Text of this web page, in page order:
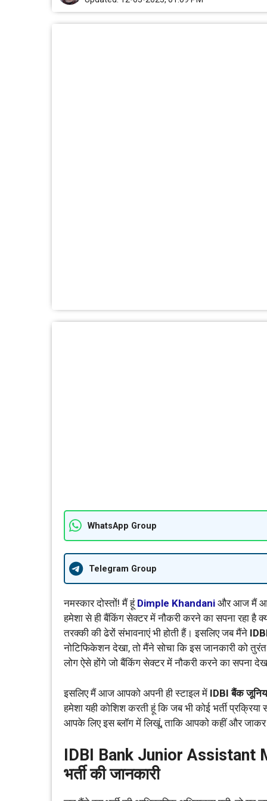
WhatsApp Group
Telegram Group
नमस्कार दोस्तों! मैं हूं Dimple Khandani और आज मैं
हमेशा से ही बैंकिंग सेक्टर में नौकरी करने का सपना रहा है
तरक्की की ढेरों संभावनाएं भी होती हैं। इसलिए जब मैंने
नोटिफिकेशन देखा, तो मैंने सोचा कि इस जानकारी को
लोग ऐसे होंगे जो बैंकिंग सेक्टर में नौकरी करने का सपना देख
इसलिए मैं आज आपको अपनी ही स्टाइल में IDBI बैंक
हमेशा यही कोशिश करती हूं कि जब भी कोई भर्ती
आपके लिए इस ब्लॉग में लिखूं, ताकि आपको कहीं और
IDBI Bank Junior Assistant
भर्ती की जानकारी